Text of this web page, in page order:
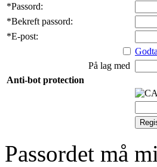
*Passord:
*Bekreft passord:
*E-post:
På lag med
Anti-bot protection
Passordet må